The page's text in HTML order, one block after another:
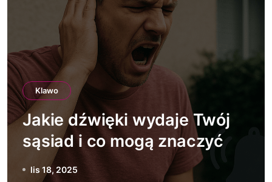
Klawo
Jakie dźwięki wydaje Twój
sąsiad i co mogą znaczyć
lis 18, 2025